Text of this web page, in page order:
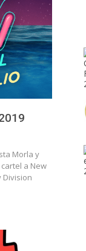
Morla y
a New
Division